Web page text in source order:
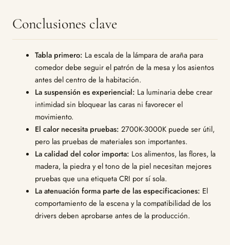
Conclusiones clave
Tabla primero: La escala de la lámpara de araña para
comedor debe seguir el patrón de la mesa y los asientos
antes del centro de la habitación.
La suspensión es experiencial: La luminaria debe crear
intimidad sin bloquear las caras ni favorecer el
movimiento.
El calor necesita pruebas: 2700K-3000K puede ser útil,
pero las pruebas de materiales son importantes.
La calidad del color importa: Los alimentos, las flores, la
madera, la piedra y el tono de la piel necesitan mejores
pruebas que una etiqueta CRI por sí sola.
La atenuación forma parte de las especificaciones: El
comportamiento de la escena y la compatibilidad de los
drivers deben aprobarse antes de la producción.